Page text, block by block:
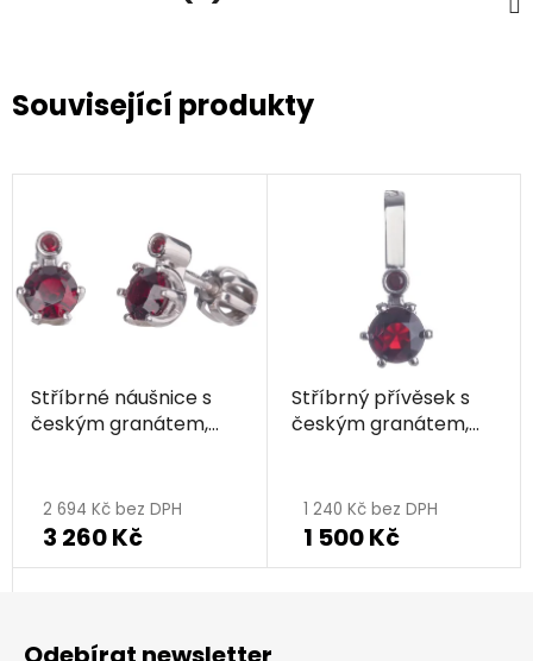
Související produkty
Stříbrné náušnice s
českým granátem,
2 694 Kč bez DPH
3 260 Kč
Stříbrný přívěsek s
českým granátem,
1 240 Kč bez DPH
1 500 Kč